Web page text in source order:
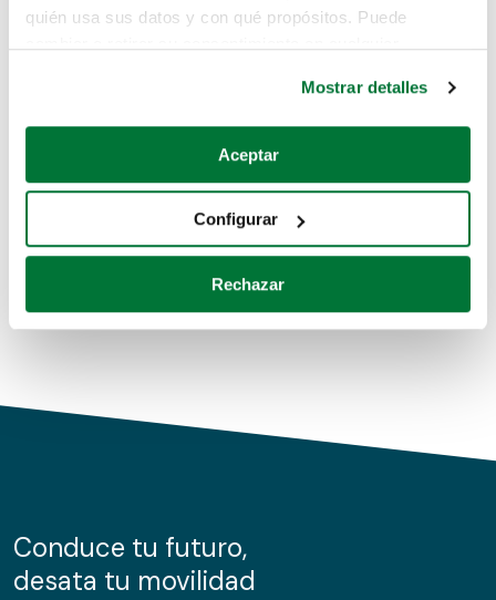
quién usa sus datos y con qué propósitos. Puede
Si lo permite, también quisiéramos:
Recopilar información sobre su ubicación geográfica
Identificar su dispositivo analizándolo activamente
para buscar características específicas (huellas
Obtenga más información sobre cómo se procesan sus
de cookies.
información sobre el uso que haga del sitio web con
nuestros partners de redes sociales, publicidad y análisis
Mostrar detalles
Aceptar
Configurar
Rechazar
Pero puedes encontrar el coche que estás
buscando en alguno de estos enlaces:
Coches de segunda mano
Coches de km0
Conduce tu futuro,
desata tu movilidad